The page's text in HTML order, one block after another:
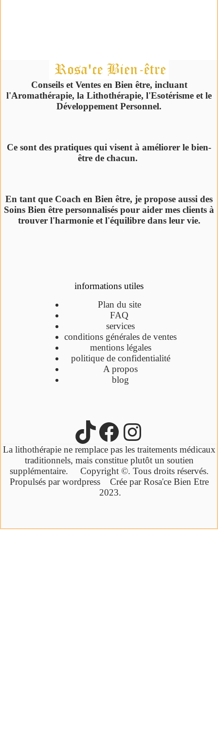
Conseils et Ventes en Bien être, incluant
l'Aromathérapie, la Lithothérapie, l'Esotérisme et le
Développement Personnel.
Ce sont des pratiques qui visent à améliorer le bien-
être de chacun.
En tant que Coach en Bien être, je propose aussi des
Soins Bien être personnalisés pour aider mes clients à
trouver l'harmonie et l'équilibre dans leur vie.
informations utiles
Plan du site
FAQ
services
conditions générales de ventes
mentions légales
politique de confidentialité
A propos
blog
La lithothérapie ne remplace pas les traitements médicaux
traditionnels, mais constitue plutôt un soutien
supplémentaire. Copyright ©. Tous droits réservés.
Propulsés par wordpress Crée par Rosa'ce Bien Etre
2023.